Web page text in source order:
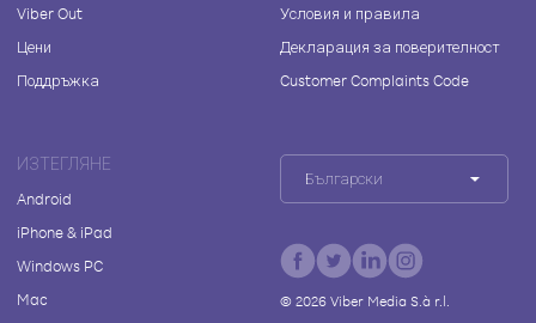
Viber Out
Цени
Поддръжка
Условия и правила
Декларация за поверителност
Customer Complaints Code
ИЗТЕГЛЯНЕ
Android
iPhone & iPad
Windows PC
Mac
Български
© 2026Viber Media S.à r.l.